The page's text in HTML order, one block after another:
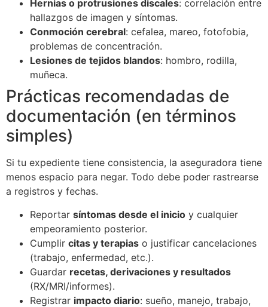
Hernias o protrusiones discales: correlación entre
hallazgos de imagen y síntomas.
Conmoción cerebral: cefalea, mareo, fotofobia,
problemas de concentración.
Lesiones de tejidos blandos: hombro, rodilla,
muñeca.
Prácticas recomendadas de
documentación (en términos
simples)
Si tu expediente tiene consistencia, la aseguradora tiene
menos espacio para negar. Todo debe poder rastrearse
a registros y fechas.
Reportar síntomas desde el inicio y cualquier
empeoramiento posterior.
Cumplir citas y terapias o justificar cancelaciones
(trabajo, enfermedad, etc.).
Guardar recetas, derivaciones y resultados
(RX/MRI/informes).
Registrar impacto diario: sueño, manejo, trabajo,